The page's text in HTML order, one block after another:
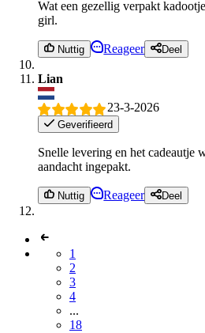
Wat een gezellig verpakt
girl.
Nuttig Reageer Deel
Lian
23-3-2026
Geverifieerd
Snelle levering en het cadeautje
aandacht ingepakt.
Nuttig Reageer Deel
1
2
3
4
...
18